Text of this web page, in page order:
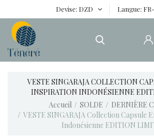
Devise DZD Langue
VESTE SINGARAJA COLLECTION
INSPIRATION INDONÉSIENNE
Accueil
SOLDE
DERNIÈRE
VESTE SINGARAJA Collection Capsule
Indonésienne EDITION